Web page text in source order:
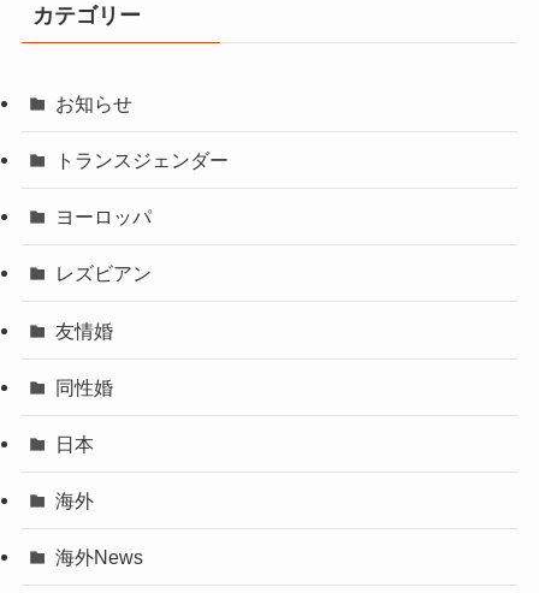
カテゴリー
お知らせ
トランスジェンダー
ヨーロッパ
レズビアン
友情婚
同性婚
日本
海外
海外News